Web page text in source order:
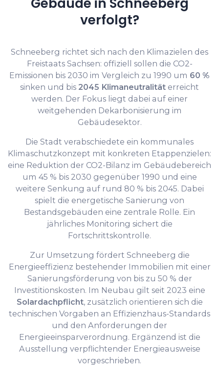
verfolgt?
Schneeberg richtet sich nach den Klimazielen des
Freistaats Sachsen: offiziell sollen die CO2-
Emissionen bis 2030 im Vergleich zu 1990 um 60 %
sinken und bis 2045 Klimaneutralität erreicht
werden. Der Fokus liegt dabei auf einer
weitgehenden Dekarbonisierung im
Gebäudesektor.
Die Stadt verabschiedete ein kommunales
Klimaschutzkonzept mit konkreten Etappenzielen:
eine Reduktion der CO2-Bilanz im Gebäudebereich
um 45 % bis 2030 gegenüber 1990 und eine
weitere Senkung auf rund 80 % bis 2045. Dabei
spielt die energetische Sanierung von
Bestandsgebäuden eine zentrale Rolle. Ein
jährliches Monitoring sichert die
Fortschrittskontrolle.
Zur Umsetzung fördert Schneeberg die
Energieeffizienz bestehender Immobilien mit einer
Sanierungsförderung von bis zu 50 % der
Investitionskosten. Im Neubau gilt seit 2023 eine
Solardachpflicht, zusätzlich orientieren sich die
technischen Vorgaben an Effizienzhaus-Standards
und den Anforderungen der
Energieeinsparverordnung. Ergänzend ist die
Ausstellung verpflichtender Energieausweise
vorgeschrieben.